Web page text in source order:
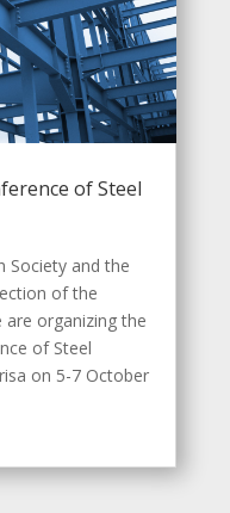
of Steel
Society and the
of the
are organizing the
of Steel
on 5-7 October